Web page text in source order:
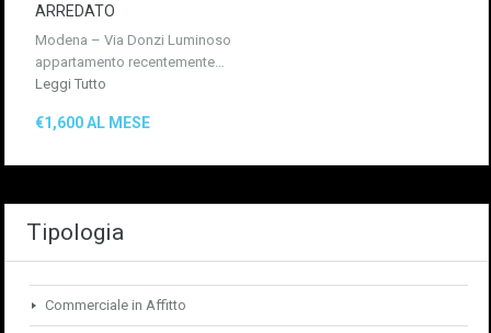
ARREDATO
Modena – Via Donzi Luminoso
appartamento recentemente…
Leggi Tutto
€1,600 AL MESE
Tipologia
Commerciale in Affitto